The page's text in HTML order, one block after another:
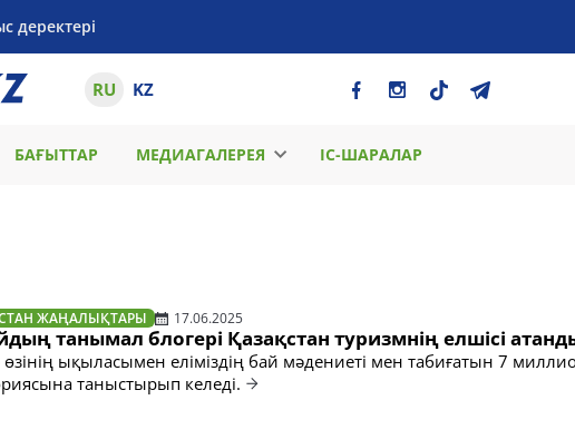
деректері
RU KZ
БАҒЫТТАР МЕДИАГАЛЕРЕЯ ІС-ШАРАЛАР
ЖАҢАЛЫҚТАРЫ 17.06.2025
танымал блогері Қазақстан туризмнің елшісі
өзінің ықыласымен еліміздің бай мәдениеті мен табиғатын 7
таныстырып келеді.